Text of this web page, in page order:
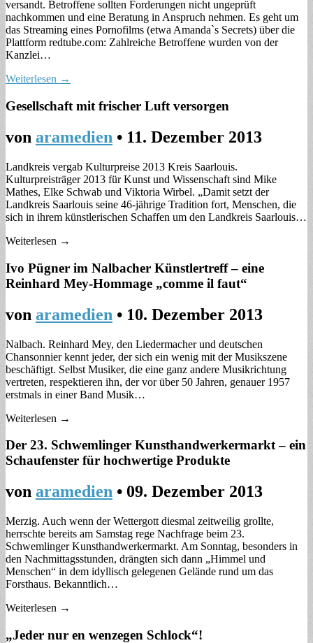
versandt. Betroffene sollten Forderungen nicht ungeprüft
nachkommen und eine Beratung in Anspruch nehmen. Es geht um
das Streaming eines Pornofilms (etwa Amanda`s Secrets) über die
Plattform redtube.com: Zahlreiche Betroffene wurden von der
Kanzlei…
Weiterlesen →
Gesellschaft mit frischer Luft versorgen
von aramedien • 11. Dezember 2013
Landkreis vergab Kulturpreise 2013 Kreis Saarlouis.
Kulturpreisträger 2013 für Kunst und Wissenschaft sind Mike
Mathes, Elke Schwab und Viktoria Wirbel. „Damit setzt der
Landkreis Saarlouis seine 46-jährige Tradition fort, Menschen, die
sich in ihrem künstlerischen Schaffen um den Landkreis Saarlouis…
Weiterlesen →
Ivo Pügner im Nalbacher Künstlertreff – eine
Reinhard Mey-Hommage „comme il faut“
von aramedien • 10. Dezember 2013
Nalbach. Reinhard Mey, den Liedermacher und deutschen
Chansonnier kennt jeder, der sich ein wenig mit der Musikszene
beschäftigt. Selbst Musiker, die eine ganz andere Musikrichtung
vertreten, respektieren ihn, der vor über 50 Jahren, genauer 1957
erstmals in einer Band Musik…
Weiterlesen →
Der 23. Schwemlinger Kunsthandwerkermarkt – ein
Schaufenster für hochwertige Produkte
von aramedien • 09. Dezember 2013
Merzig. Auch wenn der Wettergott diesmal zeitweilig grollte,
herrschte bereits am Samstag rege Nachfrage beim 23.
Schwemlinger Kunsthandwerkermarkt. Am Sonntag, besonders in
den Nachmittagsstunden, drängten sich dann „Himmel und
Menschen“ in dem idyllisch gelegenen Gelände rund um das
Forsthaus. Bekanntlich…
Weiterlesen →
„Jeder nur en wenzegen Schlock“!